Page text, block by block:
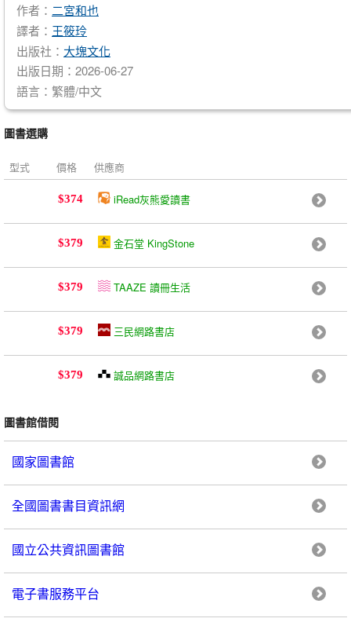
作者： 二宮和也
譯者： 王筱玲
出版社： 大塊文化
出版日期：2026-06-27
語言：繁體/中文
圖書選購
型式 價格 供應商
$374 iRead灰熊愛讀書
$379 金石堂 KingStone
$379 TAAZE 讀冊生活
$379 三民網路書店
$379 誠品網路書店
圖書館借閱
國家圖書館
全國圖書書目資訊網
國立公共資訊圖書館
電子書服務平台